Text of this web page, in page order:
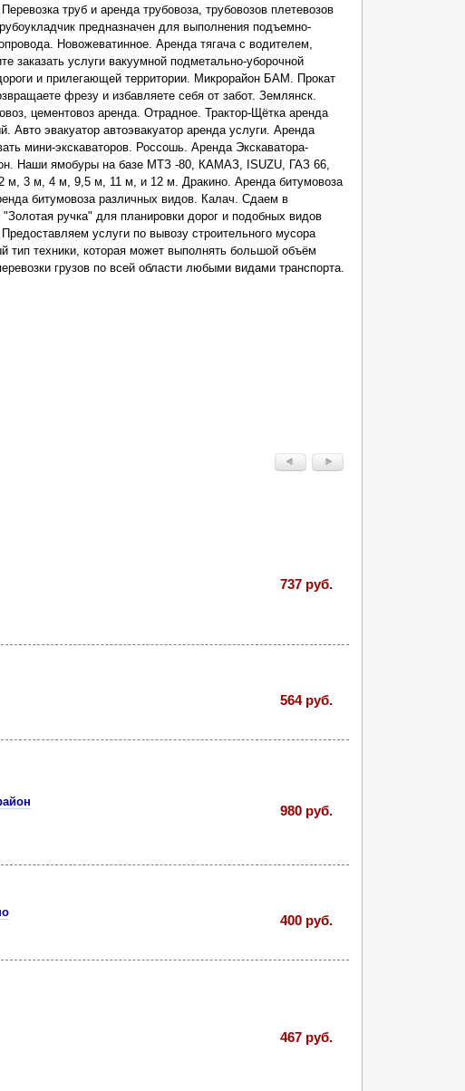
труб и аренда трубовоза, трубовозов плетевозов
предназначен для выполнения подъемно-
Новожеватинное. Аренда тягача с водителем,
заказать услуги вакуумной подметально-уборочной
и прилегающей территории. Микрорайон БАМ. Прокат
фрезу и избавляете себя от забот. Землянск.
цементовоз аренда. Отрадное. Трактор-Щётка аренда
Авто эвакуатор автоэвакуатор аренда услуги. Аренда
мини-экскаваторов. Россошь. Аренда Экскаватора-
Наши ямобуры на базе МТЗ -80, КАМАЗ, ISUZU, ГАЗ 66,
м, 3 м, 4 м, 9,5 м, 11 м, и 12 м. Дракино. Аренда битумовоза
битумовоза различных видов. Калач. Сдаем в
ручка" для планировки дорог и подобных видов
услуги по вывозу строительного мусора
тип техники, которая может выполнять большой объём
грузов по всей области любыми видами транспорта.
737 руб.
564 руб.
980 руб.
400 руб.
467 руб.